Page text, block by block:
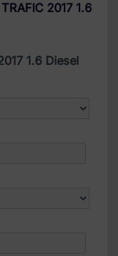
2017 1.6
1.6 Diesel